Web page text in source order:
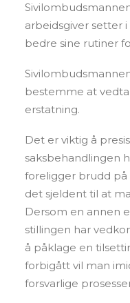
arbeidsgiver setter
bedre sine rutiner
bestemme at
erstatning.
Det er viktig å
saksbehandlingen
foreligger brudd på
det sjeldent til at
Dersom en annen
stillingen har
å påklage en
forbigått vil man
forsvarlige